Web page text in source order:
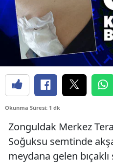
Okunma Süresi: 1 dk
Zonguldak Merkez
Soğuksu semtinde
meydana gelen